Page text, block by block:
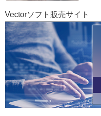
Vectorソフト販売サイト